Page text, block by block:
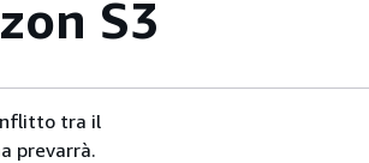
S3
tra il
prevarrà.